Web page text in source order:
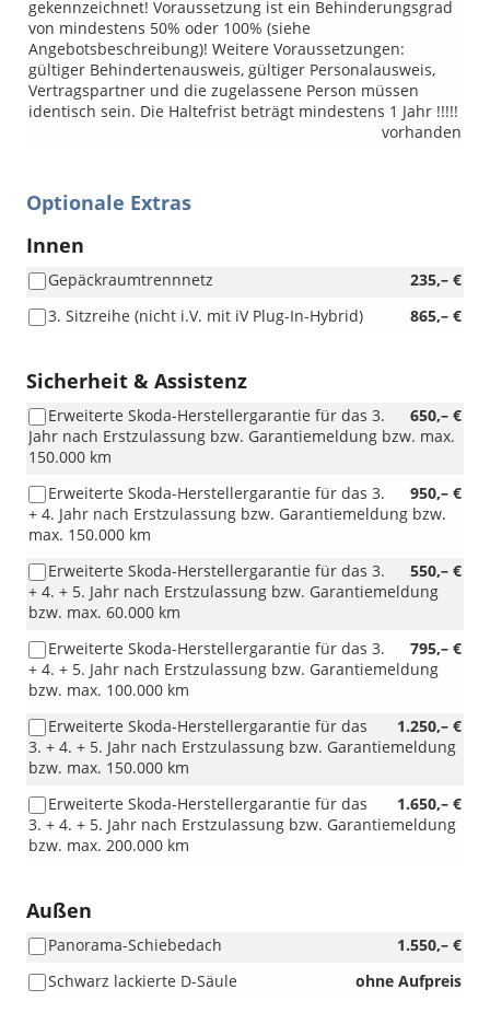
gekennzeichnet! Voraussetzung ist ein Behinderungsgrad
von mindestens 50% oder 100% (siehe
Angebotsbeschreibung)! Weitere Voraussetzungen:
gültiger Behindertenausweis, gültiger Personalausweis,
Vertragspartner und die zugelassene Person müssen
identisch sein. Die Haltefrist beträgt mindestens 1 Jahr !!!!!
vorhanden
Optionale Extras
Innen
235,– €
Gepäckraumtrennnetz
865,– €
3. Sitzreihe (nicht i.V. mit iV Plug-In-Hybrid)
Sicherheit & Assistenz
650,– €
Erweiterte Skoda-Herstellergarantie für das 3.
Jahr nach Erstzulassung bzw. Garantiemeldung bzw. max.
150.000 km
950,– €
Erweiterte Skoda-Herstellergarantie für das 3.
+ 4. Jahr nach Erstzulassung bzw. Garantiemeldung bzw.
max. 150.000 km
550,– €
Erweiterte Skoda-Herstellergarantie für das 3.
+ 4. + 5. Jahr nach Erstzulassung bzw. Garantiemeldung
bzw. max. 60.000 km
795,– €
Erweiterte Skoda-Herstellergarantie für das 3.
+ 4. + 5. Jahr nach Erstzulassung bzw. Garantiemeldung
bzw. max. 100.000 km
1.250,– €
Erweiterte Skoda-Herstellergarantie für das
3. + 4. + 5. Jahr nach Erstzulassung bzw. Garantiemeldung
bzw. max. 150.000 km
1.650,– €
Erweiterte Skoda-Herstellergarantie für das
3. + 4. + 5. Jahr nach Erstzulassung bzw. Garantiemeldung
bzw. max. 200.000 km
Außen
1.550,– €
Panorama-Schiebedach
ohne Aufpreis
Schwarz lackierte D-Säule